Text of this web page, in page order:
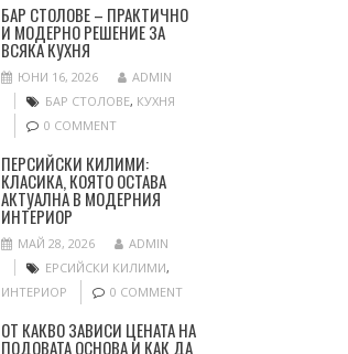
БАР СТОЛОВЕ – ПРАКТИЧНО
И МОДЕРНО РЕШЕНИЕ ЗА
ВСЯКА КУХНЯ
ЮНИ 16, 2026
ADMIN
БАР СТОЛОВЕ, КУХНЯ
0 COMMENT
ПЕРСИЙСКИ КИЛИМИ:
КЛАСИКА, КОЯТО ОСТАВА
АКТУАЛНА В МОДЕРНИЯ
ИНТЕРИОР
МАЙ 28, 2026
ADMIN
ЕРСИЙСКИ КИЛИМИ,
ИНТЕРИОР
0 COMMENT
ОТ КАКВО ЗАВИСИ ЦЕНАТА НА
ПОДОВАТА ОСНОВА И КАК ДА